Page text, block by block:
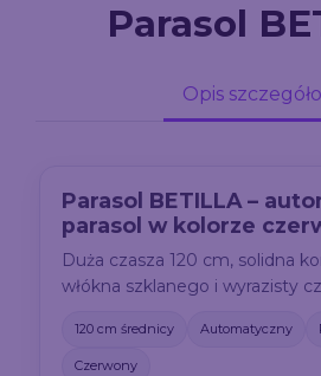
Parasol
Opis
Parasol BETILLA –
parasol w kolorze
Duża czasza 120 cm, solidna
włókna szklanego i wyrazisty
120 cm średnicy Automatyczny
Czerwony